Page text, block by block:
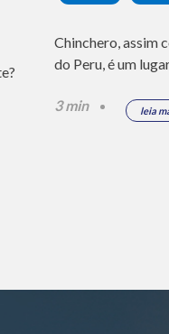
Chinchero, assim
do Peru, é um lugar
3 min leia